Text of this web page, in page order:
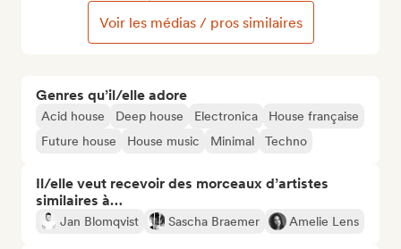
Genres qu’il/elle adore
Acid house Deep house Electronica
House française
Future house
House music Minimal Techno
Il/elle veut recevoir des morceaux d’artistes
similaires à…
Jan Blomqvist Sascha Braemer Amelie Lens
Voir les médias / pros similaires